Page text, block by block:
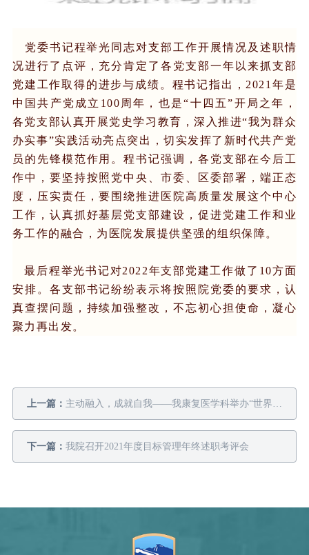
党委书记程举光同志对支部工作开展情况及述职情
况进行了点评，充分肯定了各党支部一年以来抓支部
党建工作取得的进步与成绩。程书记指出，2021年是
中国共产党成立100周年，也是“十四五”开局之年，
各党支部认真开展党史学习教育，深入推进“我为群众
办实事”实践活动亮点突出，切实发挥了新时代共产党
员的先锋模范作用。程书记强调，各党支部在今后工
作中，要坚持按照党中央、市委、区委部署，端正态
度，压实责任，要围绕推进医院高质量发展这个中心
工作，认真抓好基层党支部建设，促进党建工作和业
务工作的融合，为医院发展提供坚强的组织保障。
最后程举光书记对2022年支部党建工作做了10方面
安排。 各支部书记纷纷表示将按照院党委的要求，认
真查摆问题，持续加强整改，不忘初心担使命，凝心
聚力再出发。
上一篇： 主动融入，成就自我——我康复医学科举办“世界作业治疗日”活动
下一篇： 我院召开2021年度目标管理年终述职考评会